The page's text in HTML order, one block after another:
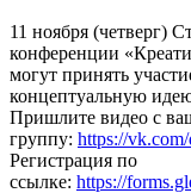
11 ноября (четверг)
конференции
могут принять
концептуальную
Пришлите видео с
группу: https://
Регистрация по
ссылке: https://